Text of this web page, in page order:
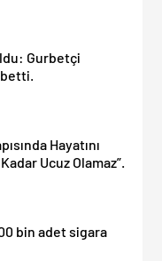
Gurbetçi
Hayatını
Ucuz Olamaz”.
bin adet sigara